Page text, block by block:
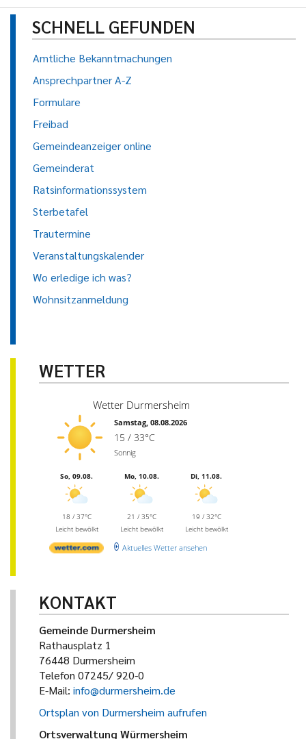
SCHNELL GEFUNDEN
Amtliche Bekanntmachungen
Ansprechpartner A-Z
Formulare
Freibad
Gemeindeanzeiger online
Gemeinderat
Ratsinformationssystem
Sterbetafel
Trautermine
Veranstaltungskalender
Wo erledige ich was?
Wohnsitzanmeldung
WETTER
Wetter Durmersheim
Samstag, 08.08.2026
15 / 33°C
Sonnig
So, 09.08.
18 / 37°C
Leicht bewölkt
Mo, 10.08.
21 / 35°C
Leicht bewölkt
Di, 11.08.
19 / 32°C
Leicht bewölkt
Aktuelles Wetter ansehen
KONTAKT
Gemeinde Durmersheim
Rathausplatz 1
76448 Durmersheim
Telefon 07245/ 920-0
E-Mail: info@durmersheim.de
Ortsplan von Durmersheim aufrufen
Ortsverwaltung Würmersheim